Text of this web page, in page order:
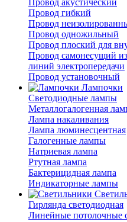
Провод гибкий
Провод
Провод одножильный
Провод плоский для
Провод самонесущий
линий электропередачи
Провод установочный
Лампочки
Светодиодные лампы
Металлогалогенная
Лампа накаливания
Лампа люминесцентная
Галогенные лампы
Натриевая лампа
Ртутная лампа
Бактерицидная лампа
Индикаторные лампы
Гирлянда светодиодная
Линейные потолочные